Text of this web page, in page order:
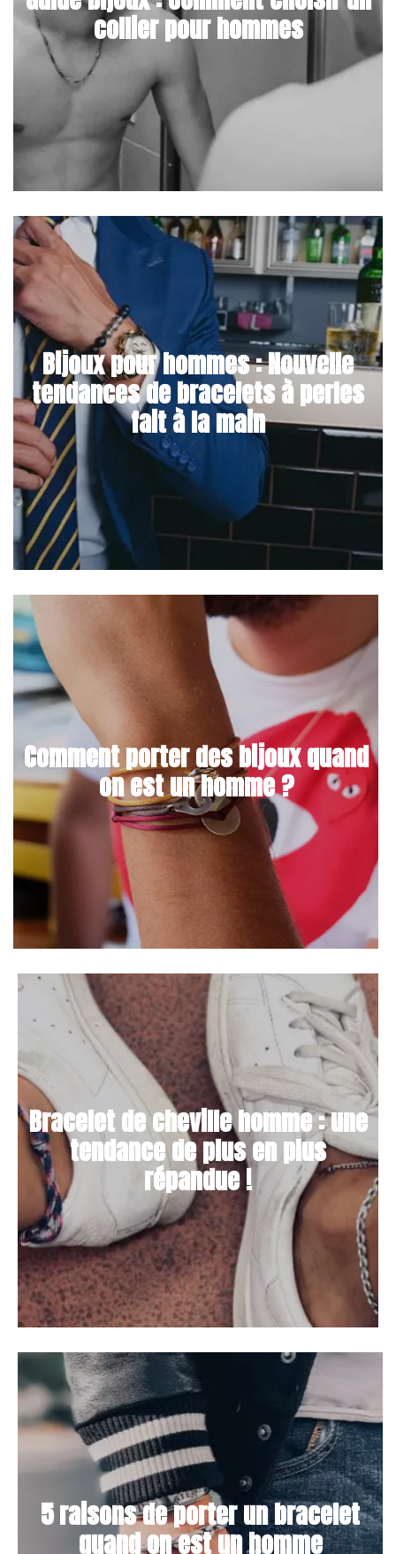
collier pour hommes
Bijoux pour hommes : Nouvelle
tendances de bracelets à perles
fait à la main
Comment porter des bijoux quand
on est un homme ?
Bracelet de cheville homme : une
tendance de plus en plus
répandue !
5 raisons de porter un bracelet
quand on est un homme